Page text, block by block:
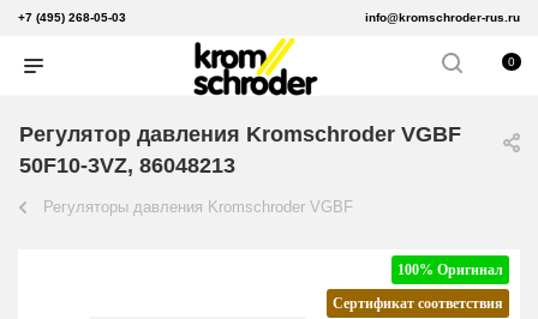
+7 (495) 268-05-03 info@kromschroder-rus.ru
0
Регулятор давления Kromschroder VGBF
50F10-3VZ, 86048213
Регуляторы давления Kromschroder VGBF
100% Оригинал
Сертификат соответствия